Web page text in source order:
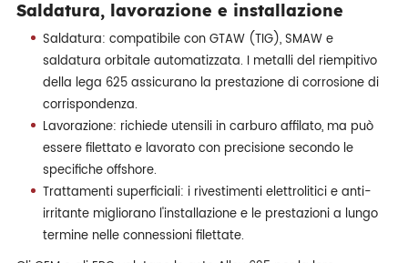
Saldatura, lavorazione e installazione
Saldatura: compatibile con GTAW (TIG), SMAW e
saldatura orbitale automatizzata. I metalli del riempitivo
della lega 625 assicurano la prestazione di corrosione di
corrispondenza.
Lavorazione: richiede utensili in carburo affilato, ma può
essere filettato e lavorato con precisione secondo le
specifiche offshore.
Trattamenti superficiali: i rivestimenti elettrolitici e anti-
irritante migliorano l'installazione e le prestazioni a lungo
termine nelle connessioni filettate.